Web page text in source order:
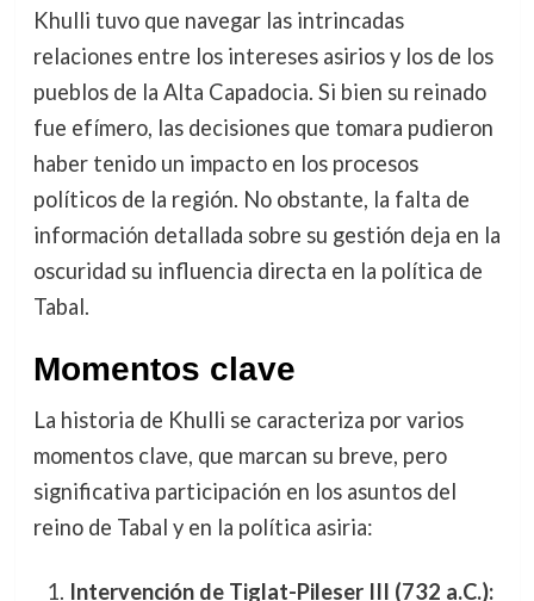
Khulli tuvo que navegar las intrincadas
relaciones entre los intereses asirios y los de los
pueblos de la Alta Capadocia. Si bien su reinado
fue efímero, las decisiones que tomara pudieron
haber tenido un impacto en los procesos
políticos de la región. No obstante, la falta de
información detallada sobre su gestión deja en la
oscuridad su influencia directa en la política de
Tabal.
Momentos clave
La historia de Khulli se caracteriza por varios
momentos clave, que marcan su breve, pero
significativa participación en los asuntos del
reino de Tabal y en la política asiria:
Intervención de Tiglat-Pileser III (732 a.C.):